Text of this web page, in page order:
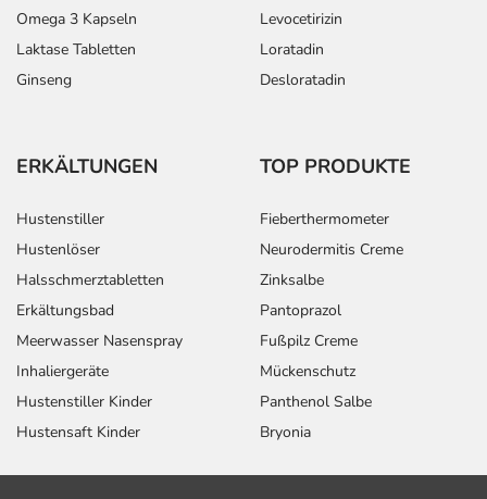
Omega 3 Kapseln
Laktase Tabletten
Ginseng
Levocetirizin
Loratadin
Desloratadin
ERKÄLTUNGEN
Hustenstiller
Hustenlöser
Halsschmerztabletten
Erkältungsbad
Meerwasser Nasenspray
Inhaliergeräte
Hustenstiller Kinder
Hustensaft Kinder
TOP PRODUKTE
Fieberthermometer
Neurodermitis Creme
Zinksalbe
Pantoprazol
Fußpilz Creme
Mückenschutz
Panthenol Salbe
Bryonia